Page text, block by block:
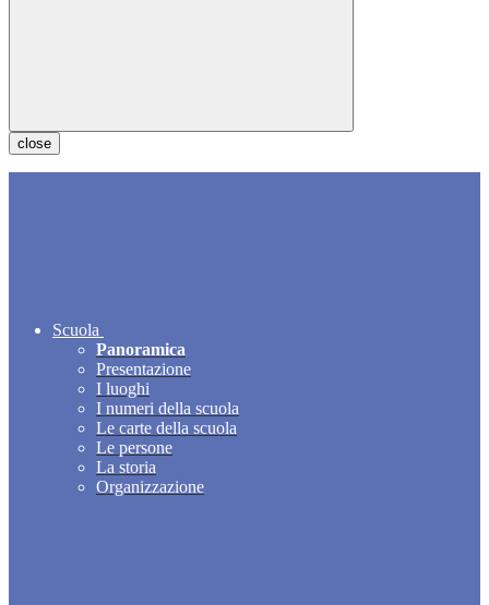
close
Scuola
Panoramica
Presentazione
I luoghi
I numeri della scuola
Le carte della scuola
Le persone
La storia
Organizzazione